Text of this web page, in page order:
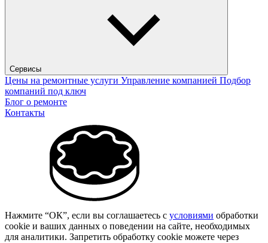
Сервисы
Цены на ремонтные услуги Управление компанией Подбор
компаний под ключ
Блог о ремонте
Контакты
Нажмите “ОК”, если вы соглашаетесь с условиями обработки
cookie и ваших данных о поведении на сайте, необходимых
для аналитики. Запретить обработку cookie можете через